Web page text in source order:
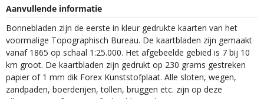
Aanvullende informatie
Bonnebladen zijn de eerste in kleur gedrukte kaarten van het
voormalige Topographisch Bureau. De kaartbladen zijn gemaakt
vanaf 1865 op schaal 1:25.000. Het afgebeelde gebied is 7 bij 10
km groot. De kaartbladen zijn gedrukt op 230 grams gestreken
papier of 1 mm dik Forex Kunststofplaat. Alle sloten, wegen,
zandpaden, boerderijen, tollen, bruggen etc. zijn op deze